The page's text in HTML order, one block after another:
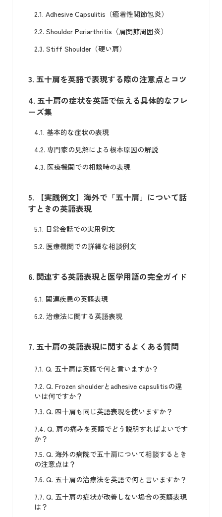
2.1. Adhesive Capsulitis（癒着性関節包炎）
2.2. Shoulder Periarthritis（肩関節周囲炎）
2.3. Stiff Shoulder（硬い肩）
3. 五十肩を英語で表現する際の注意点とコツ
4. 五十肩の症状を英語で伝える具体的なフレ
ーズ集
4.1. 基本的な症状の表現
4.2. 専門家の見解による根本原因の解説
4.3. 医療機関での相談時の表現
5. 【実践例文】海外で「五十肩」について話
すときの英語表現
5.1. 日常会話での実用例文
5.2. 医療機関での詳細な相談例文
6. 関連する英語表現と医学用語の完全ガイド
6.1. 関連疾患の英語表現
6.2. 治療法に関する英語表現
7. 五十肩の英語表現に関するよくある質問
7.1. Q. 五十肩は英語で何と言いますか？
7.2. Q. Frozen shoulderとadhesive capsulitisの違
いは何ですか？
7.3. Q. 四十肩も同じ英語表現を使いますか？
7.4. Q. 肩の痛みを英語でどう説明すればよいです
か？
7.5. Q. 海外の病院で五十肩について相談するとき
の注意点は？
7.6. Q. 五十肩の治療法を英語で何と言いますか？
7.7. Q. 五十肩の症状が改善しない場合の英語表現
は？